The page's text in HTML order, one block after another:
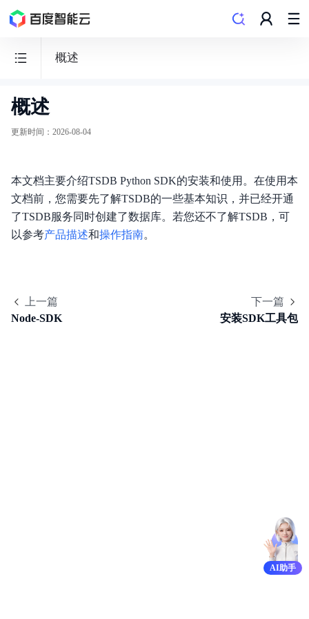
概述
时
序
数
据
库
TSDB
TSDB共享版
概述
更新时间 ： 2026-08-04
本文档主要介绍TSDB Python SDK的安装和使用。在使用本
文档前，您需要先了解TSDB的一些基本知识，并已经开通
了TSDB服务同时创建了数据库。若您还不了解TSDB，可
以参考产品描述和操作指南。
上一篇
Node-SDK
下一篇
安装SDK工具包
AI助手